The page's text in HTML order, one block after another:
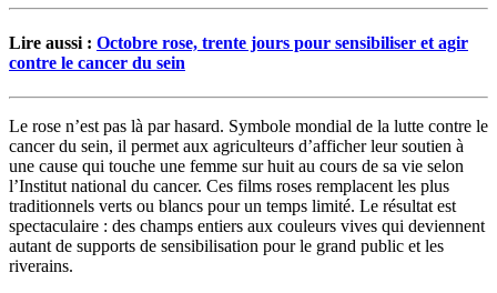
Lire aussi : Octobre rose, trente jours pour sensibiliser et agir
contre le cancer du sein
Le rose n’est pas là par hasard. Symbole mondial de la lutte contre le
cancer du sein, il permet aux agriculteurs d’afficher leur soutien à
une cause qui touche une femme sur huit au cours de sa vie selon
l’Institut national du cancer. Ces films roses remplacent les plus
traditionnels verts ou blancs pour un temps limité. Le résultat est
spectaculaire : des champs entiers aux couleurs vives qui deviennent
autant de supports de sensibilisation pour le grand public et les
riverains.